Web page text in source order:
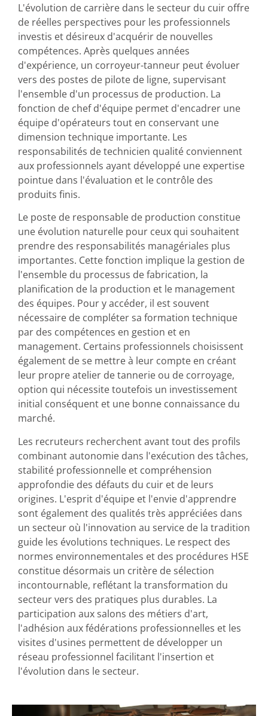
L'évolution de carrière dans le secteur du cuir offre
de réelles perspectives pour les professionnels
investis et désireux d'acquérir de nouvelles
compétences. Après quelques années
d'expérience, un corroyeur-tanneur peut évoluer
vers des postes de pilote de ligne, supervisant
l'ensemble d'un processus de production. La
fonction de chef d'équipe permet d'encadrer une
équipe d'opérateurs tout en conservant une
dimension technique importante. Les
responsabilités de technicien qualité conviennent
aux professionnels ayant développé une expertise
pointue dans l'évaluation et le contrôle des
produits finis.
Le poste de responsable de production constitue
une évolution naturelle pour ceux qui souhaitent
prendre des responsabilités managériales plus
importantes. Cette fonction implique la gestion de
l'ensemble du processus de fabrication, la
planification de la production et le management
des équipes. Pour y accéder, il est souvent
nécessaire de compléter sa formation technique
par des compétences en gestion et en
management. Certains professionnels choisissent
également de se mettre à leur compte en créant
leur propre atelier de tannerie ou de corroyage,
option qui nécessite toutefois un investissement
initial conséquent et une bonne connaissance du
marché.
Les recruteurs recherchent avant tout des profils
combinant autonomie dans l'exécution des tâches,
stabilité professionnelle et compréhension
approfondie des défauts du cuir et de leurs
origines. L'esprit d'équipe et l'envie d'apprendre
sont également des qualités très appréciées dans
un secteur où l'innovation au service de la tradition
guide les évolutions techniques. Le respect des
normes environnementales et des procédures HSE
constitue désormais un critère de sélection
incontournable, reflétant la transformation du
secteur vers des pratiques plus durables. La
participation aux salons des métiers d'art,
l'adhésion aux fédérations professionnelles et les
visites d'usines permettent de développer un
réseau professionnel facilitant l'insertion et
l'évolution dans le secteur.